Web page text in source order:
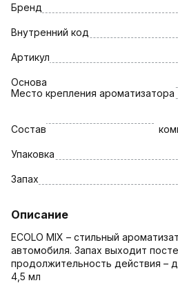
Бренд
Внутренний код
Артикул
Основа
Место крепления ароматизатора
Состав
Упаковка
Запах
Описание
ECOLO MIX – стильный
автомобиля. Запах выходит
продолжительность действия –
4,5 мл